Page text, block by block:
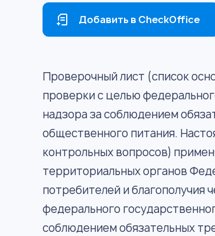
Добавить в CheckOffice
Проверочный лист (список
проверки с целью
надзора за соблюдением
общественного питания.
контрольных вопросов)
территориальных органов
потребителей и благополучия
федерального
соблюдением обязательных